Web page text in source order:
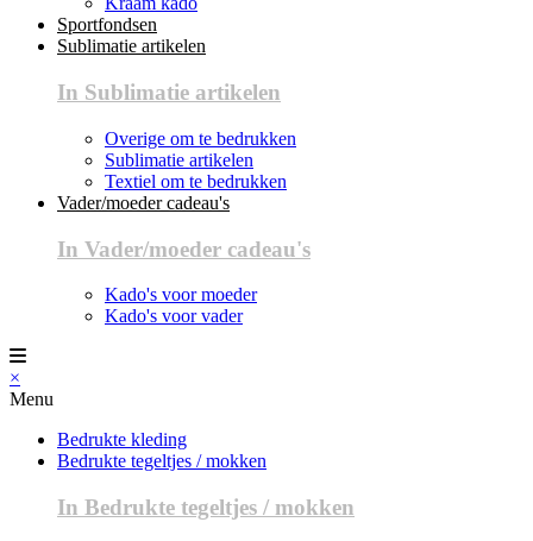
Sportfondsen
Sublimatie artikelen
In Sublimatie artikelen
Overige om te bedrukken
Sublimatie artikelen
Textiel om te bedrukken
Vader/moeder cadeau's
In Vader/moeder cadeau's
Kado's voor moeder
Kado's voor vader
×
Menu
Bedrukte kleding
Bedrukte tegeltjes / mokken
In Bedrukte tegeltjes / mokken